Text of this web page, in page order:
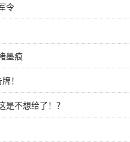
令
墨痕
！
是不想给了！？